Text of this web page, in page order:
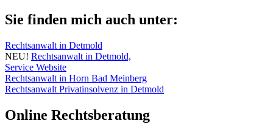
Sie finden mich auch unter:
Rechtsanwalt in Detmold
NEU! Rechtsanwalt in Detmold,
Service Website
Rechtsanwalt in Horn Bad Meinberg
Rechtsanwalt Privatinsolvenz in Detmold
Online Rechtsberatung